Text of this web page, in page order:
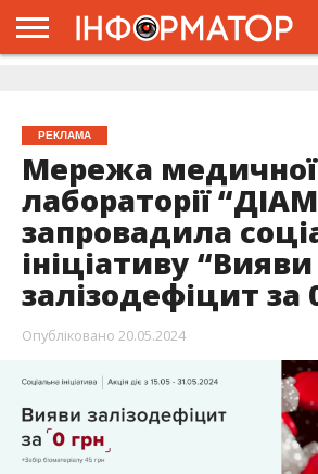
РЕКЛАМА
Мережа медичної
лабораторії
запровадила
ініціативу “Вияви
залізодефіцит за
Опубліковано 20.05.2024